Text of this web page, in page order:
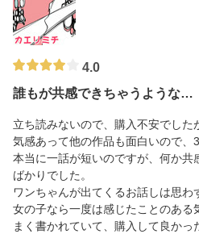
4.0
誰もが共感できちゃうような…
立ち読みないので、購入不安でした
気感あって他の作品も面白いので、
本当に一話が短いのですが、何か共
ばかりでした。
ワンちゃんが出てくるお話しは思わ
女の子なら一度は感じたことのある
まく書かれていて、購入して良かっ